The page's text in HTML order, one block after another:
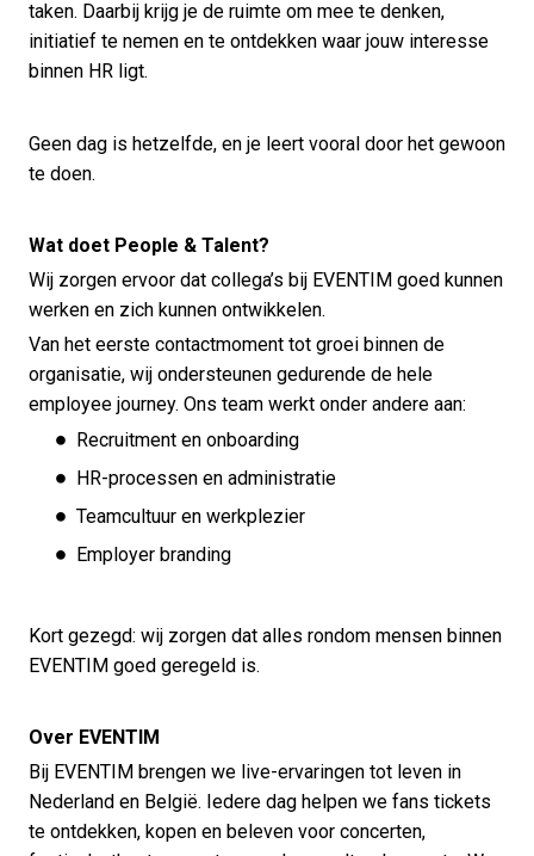
taken. Daarbij krijg je de ruimte om mee te denken,
initiatief te nemen en te ontdekken waar jouw interesse
binnen HR ligt.
Geen dag is hetzelfde, en je leert vooral door het gewoon
te doen.
Wat doet People & Talent?
Wij zorgen ervoor dat collega’s bij EVENTIM goed kunnen
werken en zich kunnen ontwikkelen.
Van het eerste contactmoment tot groei binnen de
organisatie, wij ondersteunen gedurende de hele
employee journey. Ons team werkt onder andere aan:
Recruitment en onboarding
HR-processen en administratie
Teamcultuur en werkplezier
Employer branding
Kort gezegd: wij zorgen dat alles rondom mensen binnen
EVENTIM goed geregeld is.
Over EVENTIM
Bij EVENTIM brengen we live-ervaringen tot leven in
Nederland en België. Iedere dag helpen we fans tickets
te ontdekken, kopen en beleven voor concerten,